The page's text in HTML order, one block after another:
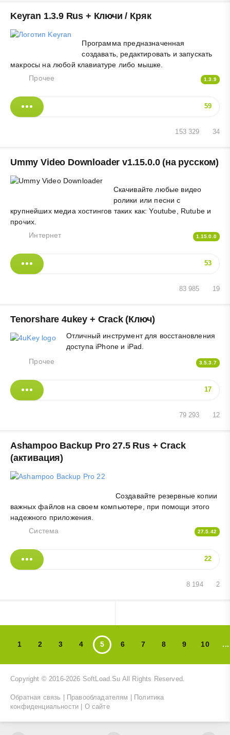
Keyran 1.3.9 Rus + Ключи / Кряк
Программа предназначенная
создавать, редактировать и запускать
макросы на любой клавиатуре либо мышке.
Прочее
1.3.9
59
34
153 329
Ummy Video Downloader v1.15.0.0 (на русском)
Скачивайте любые видео
ролики или песни с
крупнейших медиа хостингов таких как: Youtube, Rutube и
прочих.
Интернет
1.15.0.0
53
19
83 985
Tenorshare 4ukey + Crack (Ключ)
Отличный инструмент для восстановления
доступа iPhone и iPad.
Прочее
3.5.3.7
17
12
79 293
Ashampoo Backup Pro 27.5 Rus + Crack
(активация)
Создавайте резервные копии
важных файлов на своем компьютере, при помощи этого
надежного приложения.
Система
27.5.42
22
2
8 194
1 2 3 4 5 6 7 8 9 10 ...
Copyright © 2016-2026 SoftLoad.Su All Rights Reserved.
Обратная связь Правообладателям
Политика
конфиденциальности
О сайте